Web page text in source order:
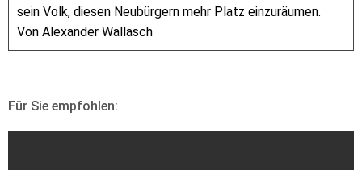
sein Volk, diesen Neubürgern mehr Platz einzuräumen.
Von Alexander Wallasch
Für Sie empfohlen: